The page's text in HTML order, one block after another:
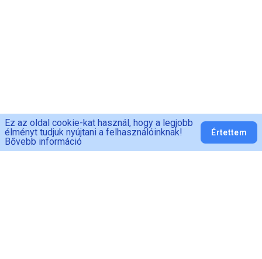
Ez az oldal cookie-kat használ, hogy a legjobb
élményt tudjuk nyújtani a felhasználóinknak!
Bővebb információ
Értettem